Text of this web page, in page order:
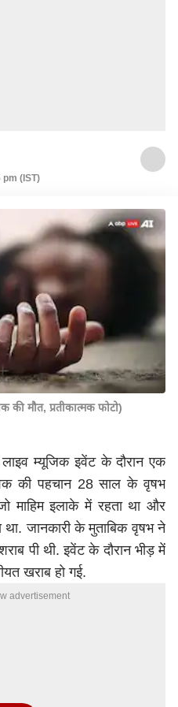
pm (IST)
की मौत, प्रतीकात्मक फोटो)
म्यूजिक इवेंट के दौरान एक
की पहचान 28 साल के वृषभ
माहिम इलाके में रहता था और
जानकारी के मुताबिक वृषभ ने
पी थी. इवेंट के दौरान भीड़ में
खराब हो गई.
advertisement